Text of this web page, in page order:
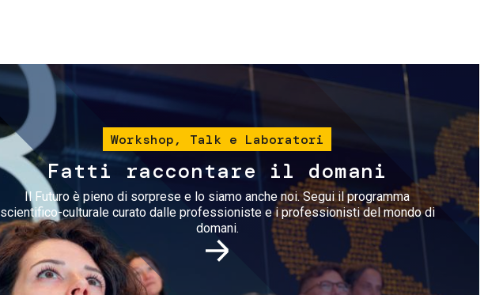
Immagine
Workshop, Talk e Laboratori
Fatti raccontare il domani
Il Futuro è pieno di sorprese e lo siamo anche noi. Segui il programma
scientifico-culturale curato dalle professioniste e i professionisti del mondo di
domani.